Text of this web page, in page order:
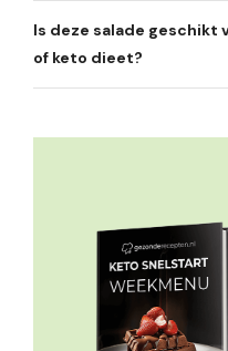
Is deze salade geschikt
of keto dieet?